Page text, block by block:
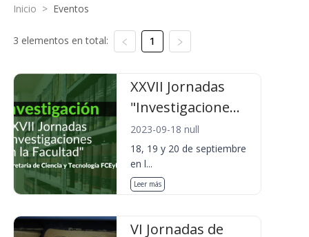
Inicio > Eventos
3 elementos en total: 1
XXVII Jornadas
"Investigacione...
2023-09-18 null
18, 19 y 20 de septiembre
en l...
Leer más
VI Jornadas de